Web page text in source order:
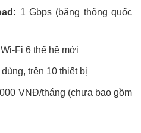
1 Gbps (băng thông quốc
Fi 6 thế hệ mới
trên 10 thiết bị
VNĐ/tháng (chưa bao gồm